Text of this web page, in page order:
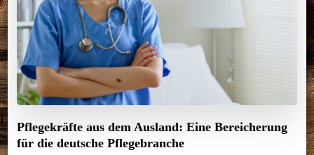
Pflegekräfte aus dem Ausland: Eine Bereicherung
für die deutsche Pflegebranche